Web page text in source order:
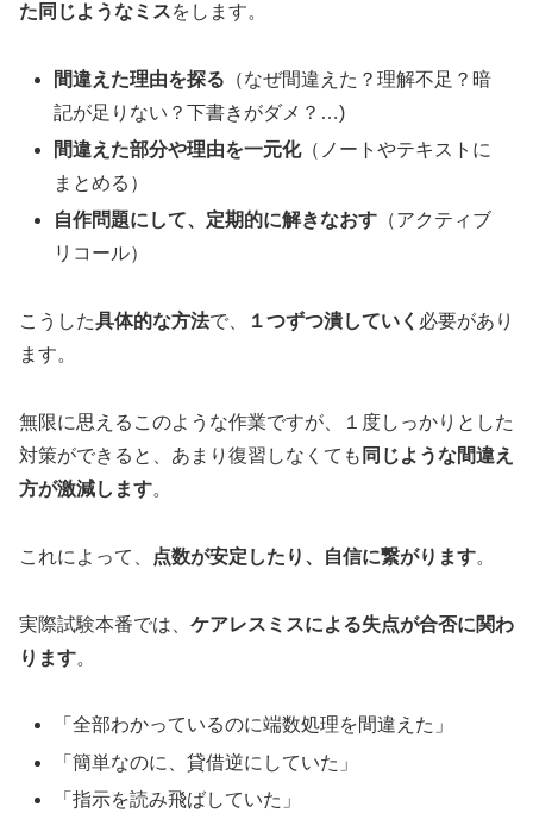
た同じようなミスをします。
間違えた理由を探る （なぜ間違えた？理解不足？暗
記が足りない？下書きがダメ？…)
間違えた部分や理由を一元化（ノートやテキストに
まとめる）
自作問題にして、定期的に解きなおす （アクティブ
リコール）
こうした具体的な方法で、 １つずつ潰していく 必要があり
ます。
無限に思えるこのような作業ですが、１度しっかりとした
対策ができると、あまり復習しなくても 同じような間違え
方が激減します。
これによって、 点数が安定したり、自信に繋がります。
実際試験本番では、 ケアレスミスによる失点が合否に関わ
ります。
「全部わかっているのに端数処理を間違えた」
「簡単なのに、貸借逆にしていた」
「指示を読み飛ばしていた」